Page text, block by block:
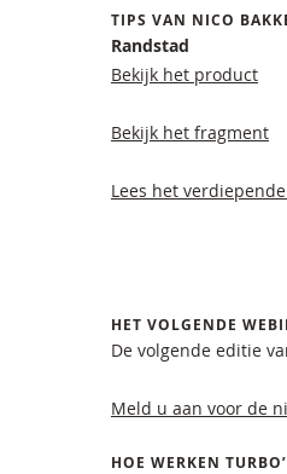
TIPS VAN NICO
Randstad
Bekijk het product
Bekijk het fragment
Lees het
HET VOLGENDE
De volgende editie
Meld u aan voor de
HOE WERKEN